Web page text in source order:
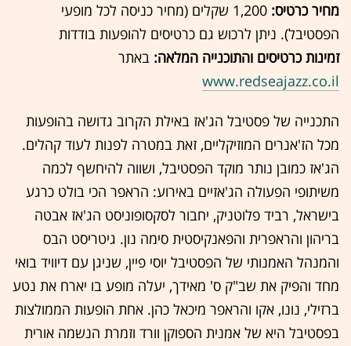
מחיר כרטיס:
1,200 שקלים (מחיר כניסה לכל מופעי
הפסטיבל). ניתן לרכוש גם כרטיסים להופעות בודדות
זמינות כרטיסים והתוכנייה המלאה: באתר
www.redseajazz.co.il
התכנייה של פסטיבל הג'אז באילת הקרוב גדושה בהופעות
מכל הז'אנרים המוזיקליים, זאת במטרה לפנות לעוד קהלים.
הג'אז כמובן נותר מוקד הפסטיבל, ושווה להיחשף לכמה
משיתופי הפעולה הג'אזיים באירוע: הראפר הכי בולט כרגע
בישראל, רביד פלוטניק, יחבור לסקסופוניסט הג'אז אבטה
בריהון והראפרית והפאנקיסטית סימה נון. גיטריסט הבס
והמנהל האמנותי של הפסטיבל יוסי פיין, שניגן עם דיוויד בואי
מחד והפיק את שב"ק ס' מאידך, יעלה מופע בו יארח את נטע
ברזילי, נונו, אקו והראפר מיכאל כהן. אחת הופעות הממולצות
בפסטיבל היא של אמנית הספוקן וורד וזמרת הנשמה אורית